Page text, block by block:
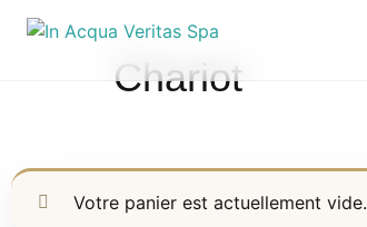
Chariot
Votre panier est actuellement vide.